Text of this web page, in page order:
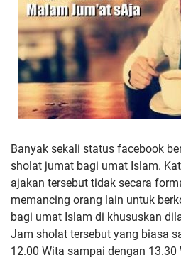
Banyak sekali status facebook
sholat jumat bagi umat Islam.
ajakan tersebut tidak secara
memancing orang lain untuk
bagi umat Islam di khususkan
Jam sholat tersebut yang biasa
12.00 Wita sampai dengan 13.30